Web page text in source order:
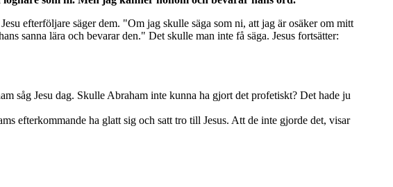
efterföljare säger dem. "Om jag skulle säga som ni, att jag är osäker om mitt
sanna lära och bevarar den." Det skulle man inte få säga. Jesus fortsätter:
såg Jesu dag. Skulle Abraham inte kunna ha gjort det profetiskt? Det hade ju
efterkommande ha glatt sig och satt tro till Jesus. Att de inte gjorde det, visar